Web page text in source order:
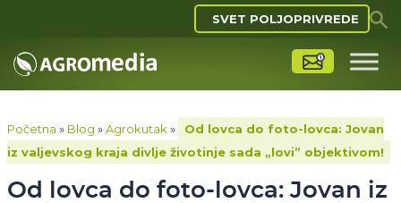
SVET POLJOPRIVREDE
Početna » Blog »Agrokutak »
Od lovca do foto-lovca: Jovan
iz valjevskog kraja divlje životinje sada „lovi” objektivom!
Od lovca do foto-lovca: Jovan iz